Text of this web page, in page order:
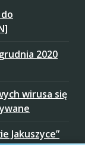
2020
wirusa się
Jakuszyce”